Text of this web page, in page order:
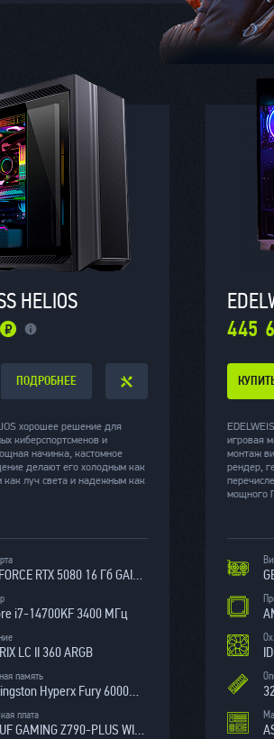
HELIOS
ПОДРОБНЕЕ
хорошее решение для
киберспортсменов и
начинка, кастомное
делают его холодным как
как луч света и надежным как
MSI GEFORCE RTX 5080 16 Гб GAIMING TRIO
i7-14700KF 3400 МГц
LC II 360 ARGB
память
32 Гб Kingston Hyperx Fury 6000МГц
плата
ASUS TUF GAMING Z790-PLUS WIFI D5
445
игровая
монтаж
рендер,
мощного